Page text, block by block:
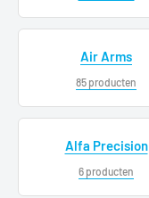
Air Arms
85 producten
Alfa Precision
6 producten